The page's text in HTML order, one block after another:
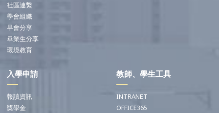
社區連繫
學會組織
早會分享
畢業生分享
環境教育
入學申請
報讀資訊
獎學金
教師、學生工具
INTRANET
OFFICE365